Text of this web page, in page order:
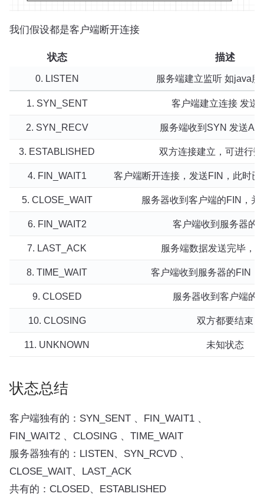
我们假设都是客户端断开连接
状态 描述
0. LISTEN 服务端建立监听 如java服
1. SYN_SENT 客户端建立连接 发送
2. SYN_RECV 服务端收到SYN 发送
3. ESTABLISHED 双方连接建立，可进行
4. FIN_WAIT1 客户端断开连接，发送FIN，此时
5. CLOSE_WAIT 服务器收到客户端的FIN，并
6. FIN_WAIT2 客户端收到服务器的
7. LAST_ACK 服务端数据发送完毕，
8. TIME_WAIT 客户端收到服务器的FIN，
9. CLOSED 服务器收到客户端的
10. CLOSING 双方都要结束
11. UNKNOWN 未知状态
状态总结
客户端独有的：SYN_SENT 、FIN_WAIT1 、
FIN_WAIT2 、CLOSING 、TIME_WAIT
服务器独有的：LISTEN、SYN_RCVD 、
CLOSE_WAIT、LAST_ACK
共有的：CLOSED、ESTABLISHED